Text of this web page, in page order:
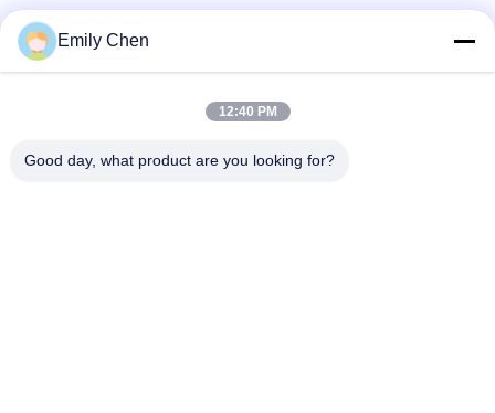
Emily Chen
12:40 PM
Good day, what product are you looking for?